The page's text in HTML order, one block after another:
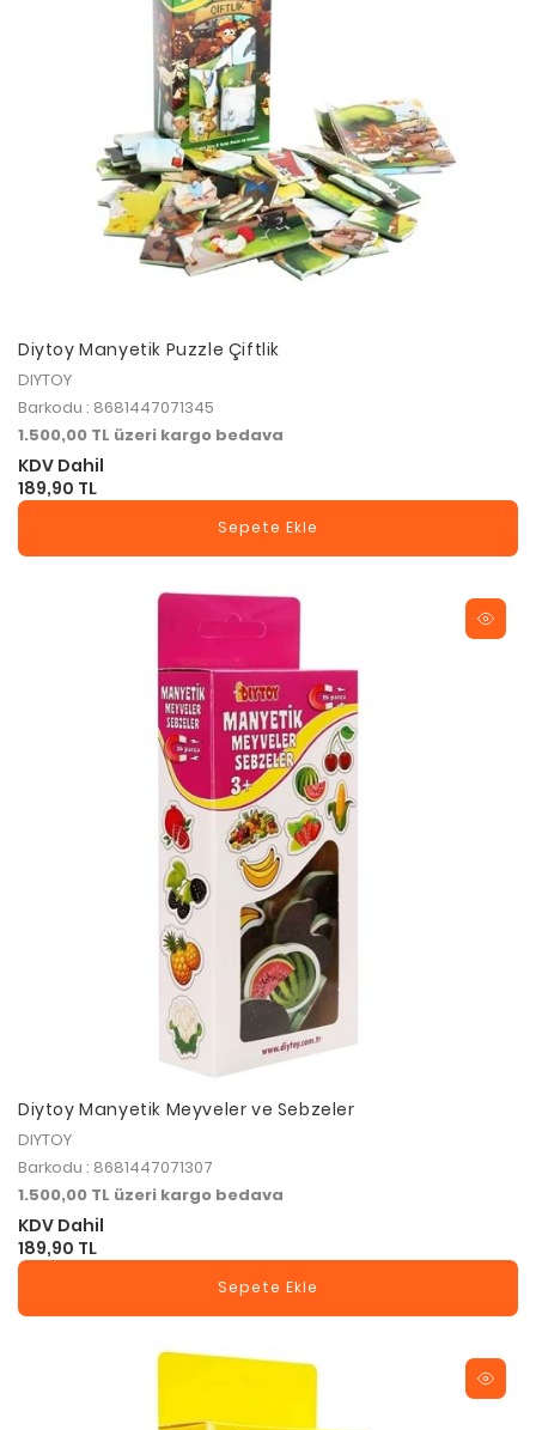
Diytoy Manyetik Puzzle Çiftlik
DIYTOY
Barkodu : 8681447071345
1.500,00 TL üzeri kargo bedava
KDV Dahil
189,90 TL
Sepete Ekle
Diytoy Manyetik Meyveler ve Sebzeler
DIYTOY
Barkodu : 8681447071307
1.500,00 TL üzeri kargo bedava
KDV Dahil
189,90 TL
Sepete Ekle